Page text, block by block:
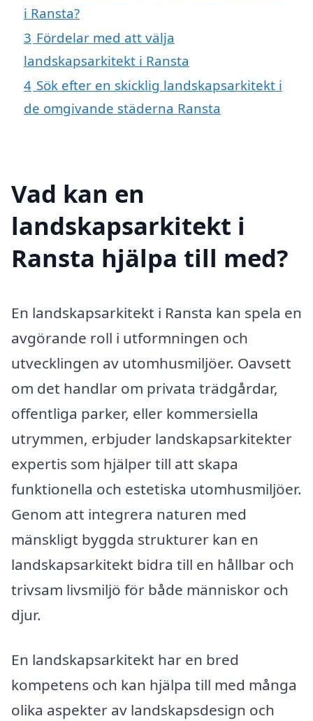
i Ransta?
3 Fördelar med att välja
landskapsarkitekt i Ransta
4 Sök efter en skicklig landskapsarkitekt i
de omgivande städerna Ransta
Vad kan en
landskapsarkitekt i
Ransta hjälpa till med?
En landskapsarkitekt i Ransta kan spela en
avgörande roll i utformningen och
utvecklingen av utomhusmiljöer. Oavsett
om det handlar om privata trädgårdar,
offentliga parker, eller kommersiella
utrymmen, erbjuder landskapsarkitekter
expertis som hjälper till att skapa
funktionella och estetiska utomhusmiljöer.
Genom att integrera naturen med
mänskligt byggda strukturer kan en
landskapsarkitekt bidra till en hållbar och
trivsam livsmiljö för både människor och
djur.
En landskapsarkitekt har en bred
kompetens och kan hjälpa till med många
olika aspekter av landskapsdesign och